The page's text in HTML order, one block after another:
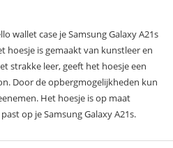
wallet case je Samsung Galaxy A21s
hoesje is gemaakt van kunstleer en
strakke leer, geeft het hoesje een
Door de opbergmogelijkheden kun
Het hoesje is op maat
op je Samsung Galaxy A21s.